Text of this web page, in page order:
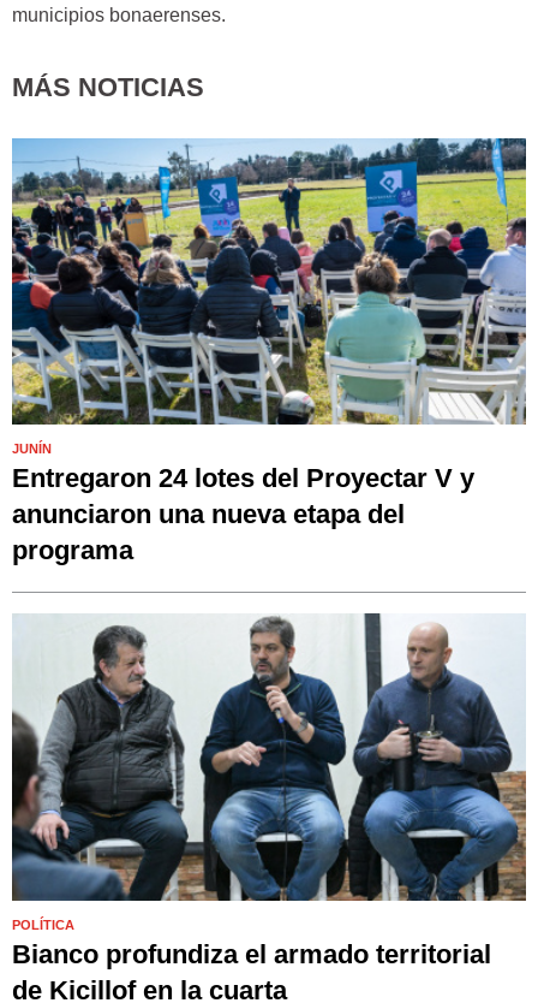
municipios bonaerenses.
MÁS NOTICIAS
JUNÍN
Entregaron 24 lotes del Proyectar V y
anunciaron una nueva etapa del
programa
POLÍTICA
Bianco profundiza el armado territorial
de Kicillof en la cuarta